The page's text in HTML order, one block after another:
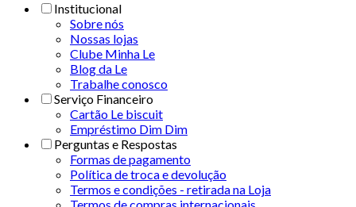
Institucional
Sobre nós
Nossas lojas
Clube Minha Le
Blog da Le
Trabalhe conosco
Serviço Financeiro
Cartão Le biscuit
Empréstimo Dim Dim
Perguntas e Respostas
Formas de pagamento
Política de troca e devolução
Termos e condições - retirada na Loja